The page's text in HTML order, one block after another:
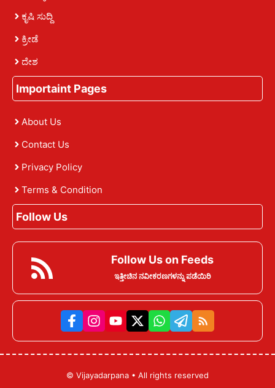
ಕೃಷಿ ಸುದ್ದಿ
ಕ್ರೀಡೆ
ದೇಶ
Importaint Pages
About Us
Contact Us
Privacy Policy
Terms & Condition
Follow Us
Follow Us on Feeds
ಇತ್ತೀಚಿನ ನವೀಕರಣಗಳನ್ನು ಪಡೆಯಿರಿ
© Vijayadarpana • All rights reserved